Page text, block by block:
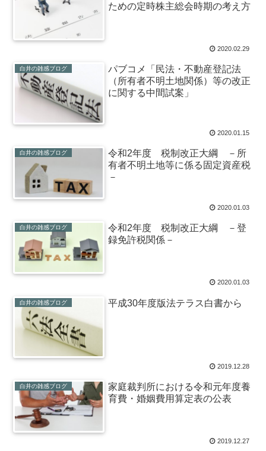
ための定時株主総会時期の考え方
2020.02.29
白井の雑感ブログ
パブコメ「民法・不動産登記法
（所有者不明土地関係）等の改正
に関する中間試案」
2020.01.15
白井の雑感ブログ
令和2年度 税制改正大綱 －所
有者不明土地等に係る固定資産税
－
2020.01.03
白井の雑感ブログ
令和2年度 税制改正大綱 －登
録免許税関係－
2020.01.03
白井の雑感ブログ 平成30年度版法テラス白書から
2019.12.28
白井の雑感ブログ
家庭裁判所における令和元年度養
育費・婚姻費用算定表の公表
2019.12.27